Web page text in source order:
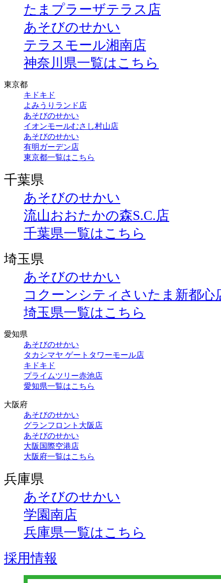
たまプラーザテラス店
あそびのせかい
テラスモール湘南店
神奈川県一覧はこちら
東京都
キドキド
よみうりランド店
あそびのせかい
イオンモールむさし村山店
あそびのせかい
有明ガーデン店
東京都一覧はこちら
千葉県
あそびのせかい
流山おおたかの森S.C.店
千葉県一覧はこちら
埼玉県
あそびのせかい
コクーンシティさいたま新都心
埼玉県一覧はこちら
愛知県
あそびのせかい
タカシマヤ ゲートタワーモール店
キドキド
プライムツリー赤池店
愛知県一覧はこちら
大阪府
あそびのせかい
グランフロント大阪店
あそびのせかい
大阪国際空港店
大阪府一覧はこちら
兵庫県
あそびのせかい
学園南店
兵庫県一覧はこちら
採用情報